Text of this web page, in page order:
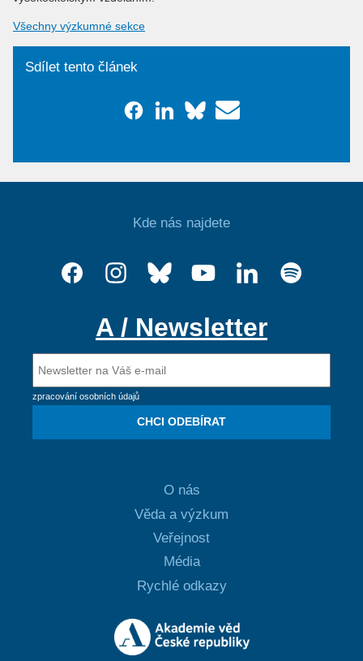
Všechny výzkumné sekce
Sdílet tento článek
Kde nás najdete
A / Newsletter
zpracování osobních údajů
CHCI ODEBÍRAT
O nás
Věda a výzkum
Veřejnost
Média
Rychlé odkazy